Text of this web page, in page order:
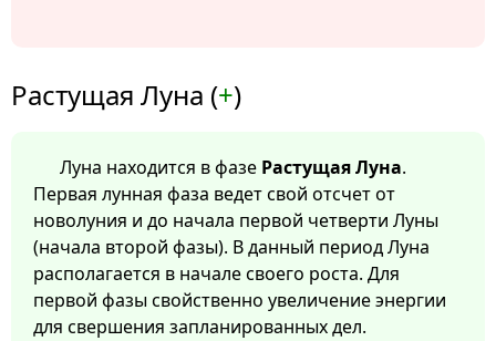
Растущая Луна (+)
Луна находится в фазе Растущая Луна.
Первая лунная фаза ведет свой отсчет от
новолуния и до начала первой четверти Луны
(начала второй фазы). В данный период Луна
располагается в начале своего роста. Для
первой фазы свойственно увеличение энергии
для свершения запланированных дел.